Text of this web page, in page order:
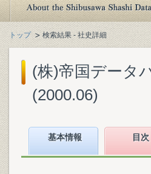
トップ 検索結果 - 社史詳細
(株)帝国データ
(2000.06)
基本情報 目次